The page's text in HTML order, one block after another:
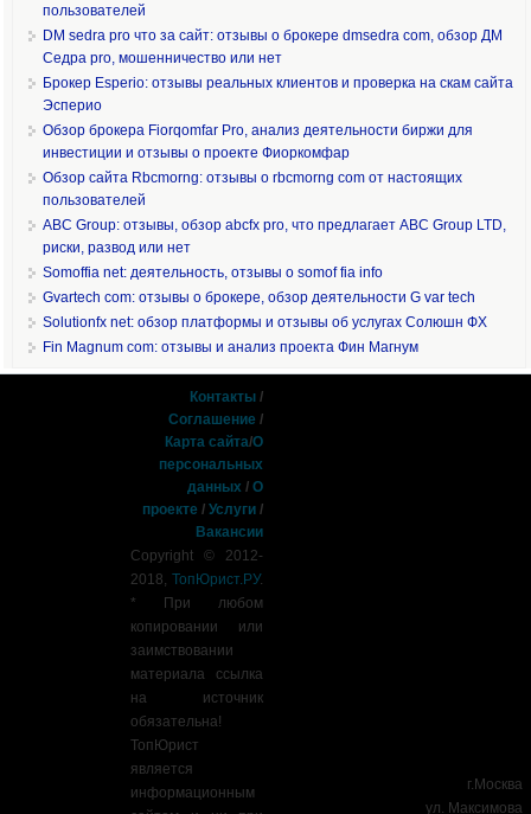
пользователей
DM sedra pro что за сайт: отзывы о брокере dmsedra com, обзор ДМ
Седра pro, мошенничество или нет
Брокер Esperio: отзывы реальных клиентов и проверка на скам сайта
Эсперио
Обзор брокера Fiorqomfar Pro, анализ деятельности биржи для
инвестиции и отзывы о проекте Фиоркомфар
Обзор сайта Rbcmorng: отзывы о rbcmorng com от настоящих
пользователей
ABC Group: отзывы, обзор abcfx pro, что предлагает ABC Group LTD,
риски, развод или нет
Somoffia net: деятельность, отзывы о somof fia info
Gvartech com: отзывы о брокере, обзор деятельности G var tech
Solutionfx net: обзор платформы и отзывы об услугах Солюшн ФХ
Fin Magnum com: отзывы и анализ проекта Фин Магнум
Контакты /
Соглашение /
Карта сайта/О
персональных
данных /О
проекте /Услуги /
Вакансии
Copyright © 2012-
2018,ТопЮрист.РУ.
* При любом
копировании или
заимствовании
материала ссылка
на источник
обязательна!
ТопЮрист
является
информационным
г.Москва
ул. Максимова